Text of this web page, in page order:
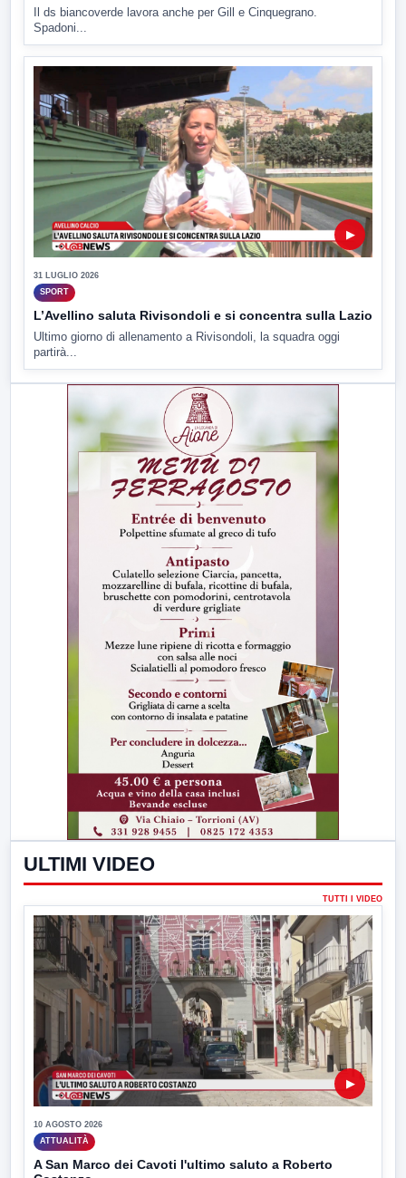
Il ds biancoverde lavora anche per Gill e Cinquegrano.
Spadoni...
▶
31 LUGLIO 2026
SPORT
L’Avellino saluta Rivisondoli e si concentra sulla Lazio
Ultimo giorno di allenamento a Rivisondoli, la squadra oggi
partirà...
ULTIMI VIDEO
TUTTI I VIDEO
▶
10 AGOSTO 2026
ATTUALITÀ
A San Marco dei Cavoti l'ultimo saluto a Roberto